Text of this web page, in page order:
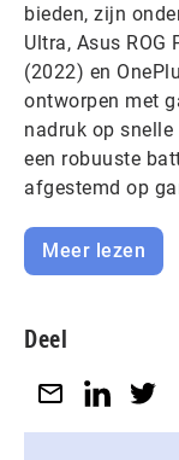
bieden, zijn
Ultra, Asus ROG
(2022) en
ontworpen met
nadruk op
een robuuste
afgestemd op
Meer lezen
Deel